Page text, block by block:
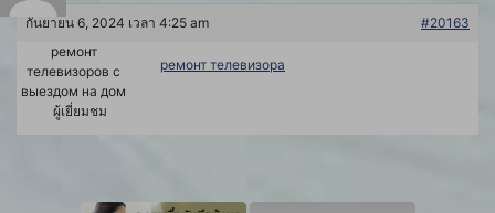
กันยายน 6, 2024 เวลา 4:25 am
#20163
ремонт
телевизоров с
выездом на дом
ผู้เยี่ยมชม
ремонт телевизора